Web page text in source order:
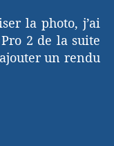
la photo, j’ai
2 de la suite
un rendu